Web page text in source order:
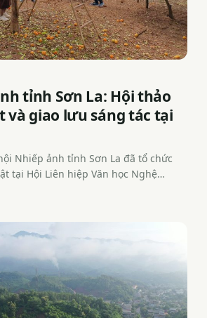
tỉnh Sơn La: Hội thảo
và giao lưu sáng tác tại
Nhiếp ảnh tỉnh Sơn La đã tổ chức
tại Hội Liên hiệp Văn học Nghệ…